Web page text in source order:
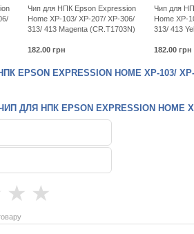
Чип для НПК Epson Expression
Home XP-103/ XP-207/ XP-306/
313/ 413 Magenta (CR.T1703N)
Чип для
Home XP-
313/ 413
182.00 грн 182.00 грн
EXPRESSION HOME XP-103/ XP-
НПК EPSON EXPRESSION HOME
★
★